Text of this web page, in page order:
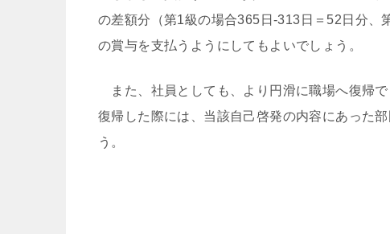
の差額分（第1級の場合365日-313日＝52日分
の賞与を支払うようにしてもよいでしょう。
また、社員としても、より円滑に職場へ復帰
復帰した際には、当該自己啓発の内容にあった
う。